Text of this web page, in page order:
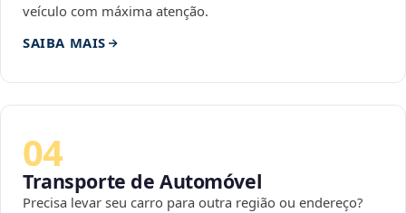
veículo com máxima atenção.
SAIBA MAIS
04
Transporte de Automóvel
Precisa levar seu carro para outra região ou endereço?